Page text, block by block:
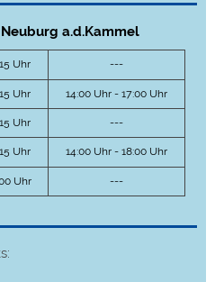
a.d.Kammel
Uhr ---
Uhr 14:00 Uhr - 17:00 Uhr
Uhr ---
Uhr 14:00 Uhr - 18:00 Uhr
Uhr ---